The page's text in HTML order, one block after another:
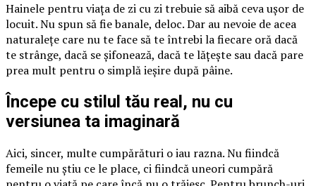
Hainele pentru viața de zi cu zi trebuie să aibă ceva ușor de
locuit. Nu spun să fie banale, deloc. Dar au nevoie de acea
naturalețe care nu te face să te întrebi la fiecare oră dacă
te strânge, dacă se șifonează, dacă te lățește sau dacă pare
prea mult pentru o simplă ieșire după pâine.
Începe cu stilul tău real, nu cu
versiunea ta imaginară
Aici, sincer, multe cumpărături o iau razna. Nu fiindcă
femeile nu știu ce le place, ci fiindcă uneori cumpără